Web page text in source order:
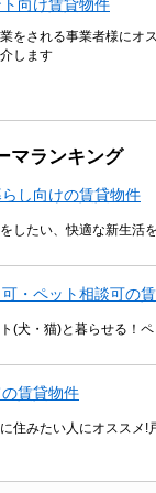
向け賃貸物件
をされる事業者様にオ
します
マランキング
し向けの賃貸物件
したい、快適な新生活
・ペット相談可の
(犬・猫)と暮らせる！
賃貸物件
住みたい人にオススメ!